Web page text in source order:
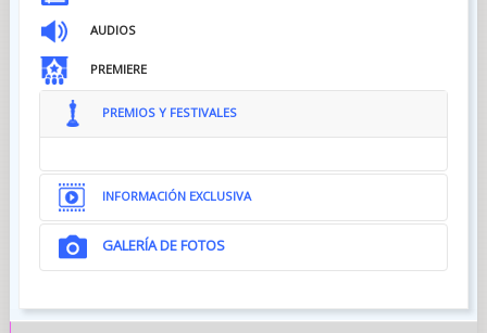
AUDIOS
PREMIERE
PREMIOS Y FESTIVALES
INFORMACIÓN EXCLUSIVA
GALERÍA DE FOTOS